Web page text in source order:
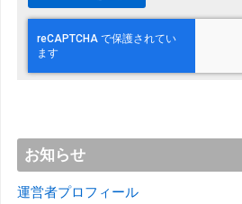
お知らせ
運営者プロフィール